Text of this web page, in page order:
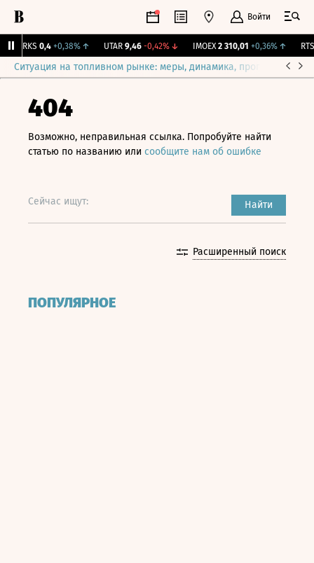
Войти
MRKS 0,4 +0,38%↑ UTAR 9,46 -0,42%↓ IMOEX 2 310,01 +0,36%↑ RTSI
Ситуация на топливном рынке: меры, динамика, прогнозы
404
Возможно, неправильная ссылка. Попробуйте найти
статью по названию или сообщите нам об ошибке
Сейчас ищут: Найти
Расширенный поиск
ПОПУЛЯРНОЕ